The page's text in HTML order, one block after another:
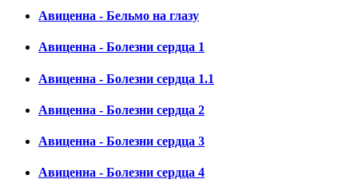
Авиценна - Бельмо на глазу
Авиценна - Болезни сердца 1
Авиценна - Болезни сердца 1.1
Авиценна - Болезни сердца 2
Авиценна - Болезни сердца 3
Авиценна - Болезни сердца 4